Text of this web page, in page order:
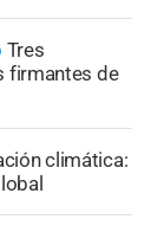
Tres
firmantes de
climática: